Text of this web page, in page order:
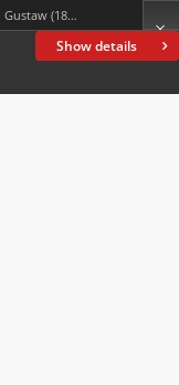
Show details
Zieliński, Gustaw (1809-1881)